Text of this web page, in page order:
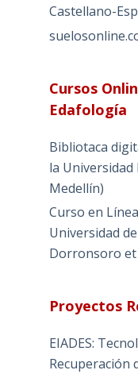
Castellano-
Cursos
Edafología
Bibliotaca
la Universidad
Medellín)
Curso en
Universidad
Dorronsoro et
Proyectos
EIADES:
Recuperación